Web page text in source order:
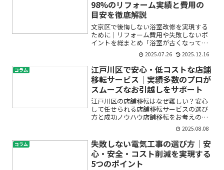
98%のリフォーム実績と費用の
目安を徹底解説
文京区で後悔しない浴室改修を実現する
ために｜リフォーム費用や失敗しないポ
イントを総まとめ「浴室が古くなってき
て使いづらい」「カビや汚れが取れな
い」「寒いお風呂を何とかしたい」――そん
な悩みを抱えて、このページへたどり着
いた方も多いのではない...
2025.07.26 2025.12.16
コラム
江戸川区で安心・低コストな店舗
移転サービス｜実績多数のプロが
スムーズなお引越しをサポート
江戸川区の店舗移転はなぜ難しい？安心
して任せられる店舗移転サービスの選び
方と成功ノウハウ店舗移転をお考えの経
営者様やご担当者様、「江戸川区で店舗
移転を成功させたいけれど、どこから手
を付けていいかわからない」「どんな引
越し業者や店舗移転サービ...
2025.08.08
コラム
失敗しない電気工事の選び方｜安
心・安全・コスト削減を実現する
5つのポイント